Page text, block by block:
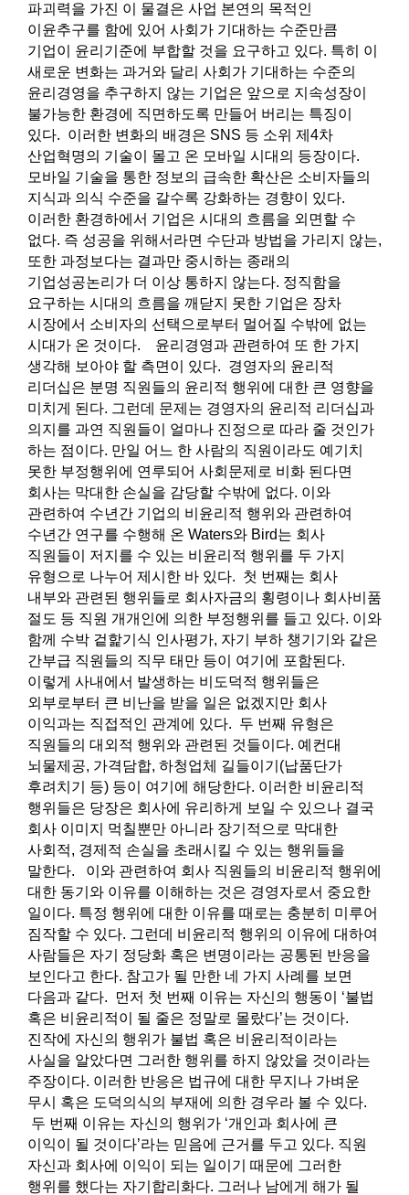
파괴력을 가진 이 물결은 사업 본연의 목적인
이윤추구를 함에 있어 사회가 기대하는 수준만큼
기업이 윤리기준에 부합할 것을 요구하고 있다. 특히 이
새로운 변화는 과거와 달리 사회가 기대하는 수준의
윤리경영을 추구하지 않는 기업은 앞으로 지속성장이
불가능한 환경에 직면하도록 만들어 버리는 특징이
있다. 이러한 변화의 배경은 SNS 등 소위 제4차
산업혁명의 기술이 몰고 온 모바일 시대의 등장이다.
모바일 기술을 통한 정보의 급속한 확산은 소비자들의
지식과 의식 수준을 갈수록 강화하는 경향이 있다.
이러한 환경하에서 기업은 시대의 흐름을 외면할 수
없다. 즉 성공을 위해서라면 수단과 방법을 가리지 않는,
또한 과정보다는 결과만 중시하는 종래의
기업성공논리가 더 이상 통하지 않는다. 정직함을
요구하는 시대의 흐름을 깨닫지 못한 기업은 장차
시장에서 소비자의 선택으로부터 멀어질 수밖에 없는
시대가 온 것이다. 윤리경영과 관련하여 또 한 가지
생각해 보아야 할 측면이 있다. 경영자의 윤리적
리더십은 분명 직원들의 윤리적 행위에 대한 큰 영향을
미치게 된다. 그런데 문제는 경영자의 윤리적 리더십과
의지를 과연 직원들이 얼마나 진정으로 따라 줄 것인가
하는 점이다. 만일 어느 한 사람의 직원이라도 예기치
못한 부정행위에 연루되어 사회문제로 비화 된다면
회사는 막대한 손실을 감당할 수밖에 없다. 이와
관련하여 수년간 기업의 비윤리적 행위와 관련하여
수년간 연구를 수행해 온 Waters와 Bird는 회사
직원들이 저지를 수 있는 비윤리적 행위를 두 가지
유형으로 나누어 제시한 바 있다. 첫 번째는 회사
내부와 관련된 행위들로 회사자금의 횡령이나 회사비품
절도 등 직원 개개인에 의한 부정행위를 들고 있다. 이와
함께 수박 겉핥기식 인사평가, 자기 부하 챙기기와 같은
간부급 직원들의 직무 태만 등이 여기에 포함된다.
이렇게 사내에서 발생하는 비도덕적 행위들은
외부로부터 큰 비난을 받을 일은 없겠지만 회사
이익과는 직접적인 관계에 있다. 두 번째 유형은
직원들의 대외적 행위와 관련된 것들이다. 예컨대
뇌물제공, 가격담합, 하청업체 길들이기(납품단가
후려치기 등) 등이 여기에 해당한다. 이러한 비윤리적
행위들은 당장은 회사에 유리하게 보일 수 있으나 결국
회사 이미지 먹칠뿐만 아니라 장기적으로 막대한
사회적, 경제적 손실을 초래시킬 수 있는 행위들을
말한다. 이와 관련하여 회사 직원들의 비윤리적 행위에
대한 동기와 이유를 이해하는 것은 경영자로서 중요한
일이다. 특정 행위에 대한 이유를 때로는 충분히 미루어
짐작할 수 있다. 그런데 비윤리적 행위의 이유에 대하여
사람들은 자기 정당화 혹은 변명이라는 공통된 반응을
보인다고 한다. 참고가 될 만한 네 가지 사례를 보면
다음과 같다. 먼저 첫 번째 이유는 자신의 행동이 ‘불법
혹은 비윤리적이 될 줄은 정말로 몰랐다’는 것이다.
진작에 자신의 행위가 불법 혹은 비윤리적이라는
사실을 알았다면 그러한 행위를 하지 않았을 것이라는
주장이다. 이러한 반응은 법규에 대한 무지나 가벼운
무시 혹은 도덕의식의 부재에 의한 경우라 볼 수 있다.
두 번째 이유는 자신의 행위가 ‘개인과 회사에 큰
이익이 될 것이다’라는 믿음에 근거를 두고 있다. 직원
자신과 회사에 이익이 되는 일이기 때문에 그러한
행위를 했다는 자기합리화다. 그러나 남에게 해가 될